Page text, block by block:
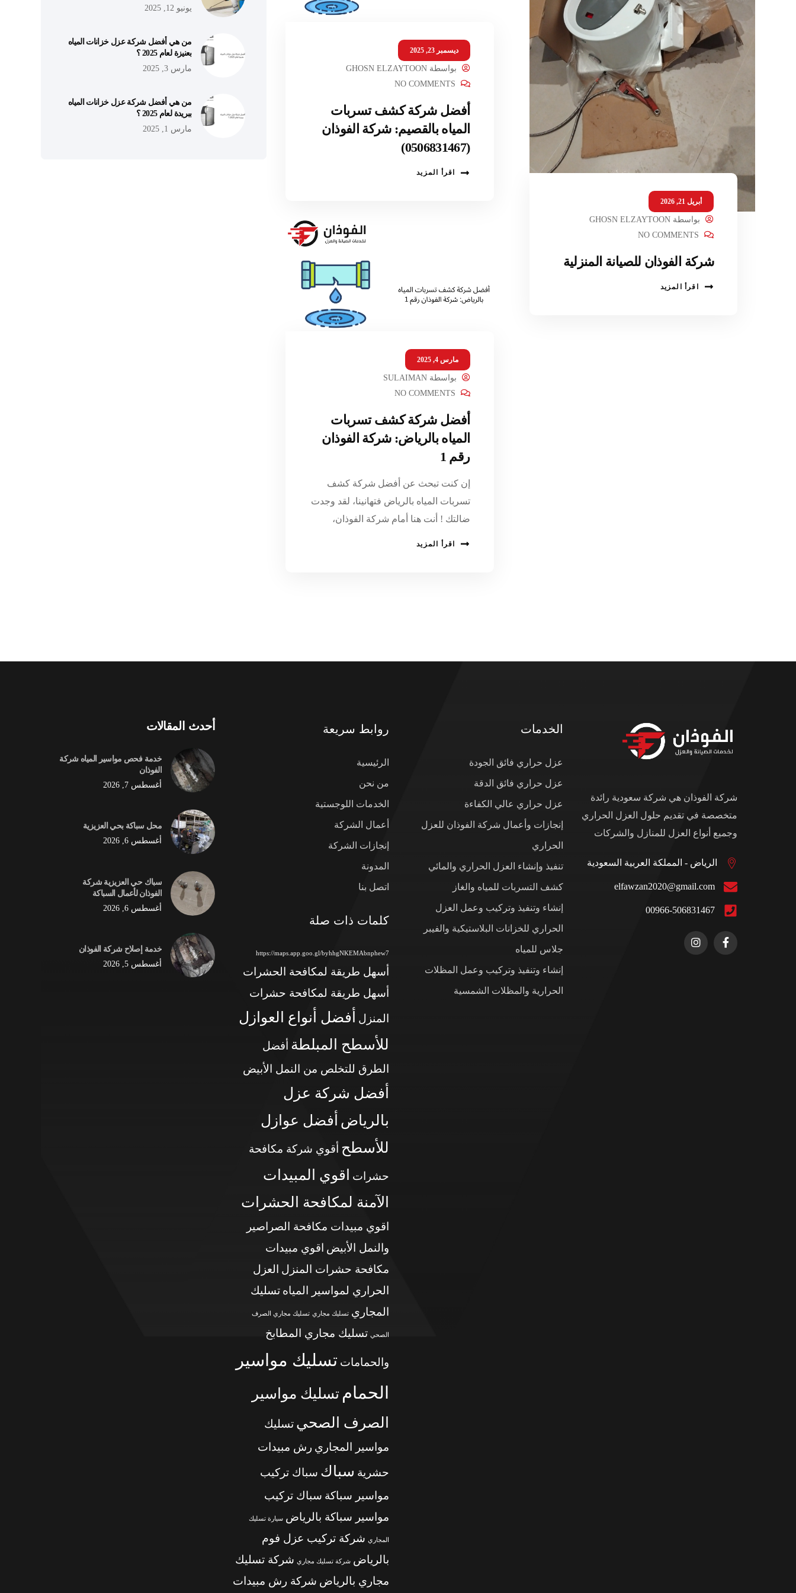
أبريل 21, 2026
بواسطة GHOSN ELZAYTOON
NO COMMENTS
شركة الفوذان للصيانة المنزلية
اقرأ المزيد
ديسمبر 23, 2025
بواسطةGHOSN ELZAYTOON
NO COMMENTS
أفضل شركة كشف تسربات
المياه بالقصيم: شركة الفوذان
(0506831467)
اقرأ المزيد
مارس 4, 2025
بواسطةSULAIMAN
NO COMMENTS
أفضل شركة كشف تسربات
المياه بالرياض: شركة الفوذان
رقم 1
إن كنت تبحث عن أفضل شركة كشف
تسربات المياه بالرياض فتهانينا، لقد وجدت
ضالتك ! أنت هنا أمام شركة الفوذان،
اقرأ المزيد
يونيو 12, 2025
من هي أفضل شركة عزل خزانات المياه
بعنيزة لعام 2025 ؟
مارس 3, 2025
من هي أفضل شركة عزل خزانات المياه
ببريدة لعام 2025 ؟
مارس 1, 2025
شركة الفوذان هي شركة سعودية رائدة
متخصصة في تقديم حلول العزل الحراري
وجميع أنواع العزل للمنازل والشركات
الرياض - المملكة العربية السعودية
elfawzan2020@gmail.com
00966-506831467
الخدمات
عزل حراري فائق الجودة
عزل حراري فائق الدقة
عزل حراري عالي الكفاءة
إنجازات وأعمال شركة الفوذان للعزل
الحراري
تنفيذ وإنشاء العزل الحراري والمائي
كشف التسربات للمياه والغاز
إنشاء وتنفيذ وتركيب وعمل العزل
الحراري للخزانات البلاستيكية والفيبر
جلاس للمياه
إنشاء وتنفيذ وتركيب وعمل المظلات
الحرارية والمظلات الشمسية
روابط سريعة
الرئيسية
من نحن
الخدمات اللوجستية
أعمال الشركة
إنجازات الشركة
المدونة
اتصل بنا
كلمات ذات صلة
https://maps.app.goo.gl/byhhgNKEMAbnphew7
أسهل طريقة لمكافحة الحشرات
أسهل طريقة لمكافحة حشرات
المنزل
أفضل أنواع العوازل
للأسطح المبلطة أفضل
الطرق للتخلص من النمل الأبيض
أفضل شركة عزل
بالرياض أفضل عوازل
للأسطح أقوي شركة مكافحة
حشرات
اقوي المبيدات
الآمنة لمكافحة الحشرات
اقوي مبيدات مكافحة الصراصير
والنمل الأبيض اقوي مبيدات
مكافحة حشرات المنزل العزل
الحراري لمواسير المياه تسليك
المجاري تسليك مجاري تسليك مجاري الصرف
الصحي تسليك مجاري المطابخ
والحمامات تسليك مواسير
الحمام تسليك مواسير
الصرف الصحي تسليك
مواسير المجاري رش مبيدات
حشرية سباك سباك تركيب
مواسير سباكة سباك تركيب
مواسير سباكة بالرياض سيارة تسليك
المجاري شركة تركيب عزل فوم
بالرياض شركة تسليك مجاري شركة تسليك
مجاري بالرياض شركة رش مبيدات
أحدث المقالات
خدمة فحص مواسير المياه شركة
الفوذان
أغسطس 7, 2026
محل سباكة بحي العزيزية
أغسطس 6, 2026
سباك حي العزيزية شركة
الفوذان لأعمال السباكة
أغسطس 6, 2026
خدمة إصلاح شركة الفوذان
أغسطس 5, 2026